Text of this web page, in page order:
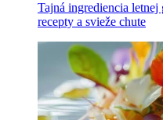
Tajná ingrediencia
recepty a svieže chute